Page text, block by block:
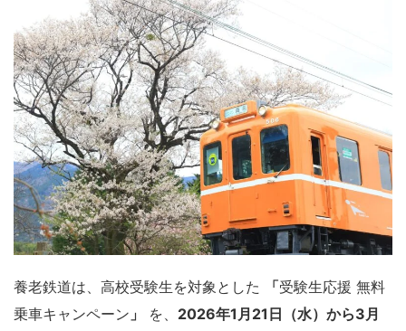
養老鉄道は、高校受験生を対象とした 「受験生応援 無料
乗車キャンペーン 」 を、 2026年1月21日（水）から3月